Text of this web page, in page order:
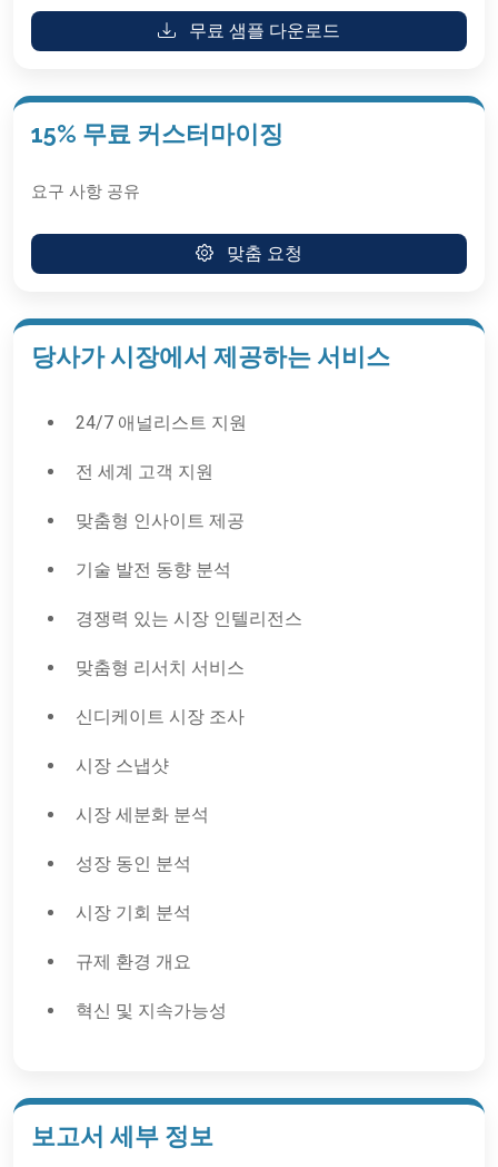
무료 샘플 다운로드
15% 무료 커스터마이징
요구 사항 공유
맞춤 요청
당사가 시장에서 제공하는 서비스
24/7 애널리스트 지원
전 세계 고객 지원
맞춤형 인사이트 제공
기술 발전 동향 분석
경쟁력 있는 시장 인텔리전스
맞춤형 리서치 서비스
신디케이트 시장 조사
시장 스냅샷
시장 세분화 분석
성장 동인 분석
시장 기회 분석
규제 환경 개요
혁신 및 지속가능성
보고서 세부 정보